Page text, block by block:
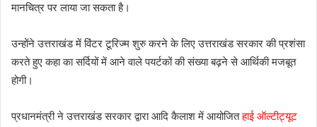
मानचित्र पर लाया जा सकता है।
उन्होंने उत्तराखंड में विंटर टूरिज्म शुरु करने के लिए उत्तराखंड सरकार की प्रशंसा
करते हुए कहा का सर्दियों में आने वाले पयर्टकों की संख्या बढ़ने से आर्थिकी मजबूत
होगी।
प्रधानमंत्री ने उत्तराखंड सरकार द्वारा आदि कैलाश में आयोजितहाई ऑल्टीट्यूट